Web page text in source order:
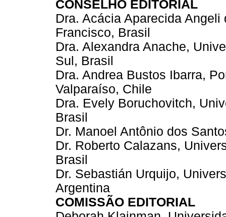
CONSELHO EDITORIAL
Dra. Acácia Aparecida
Francisco, Brasil
Dra. Alexandra Anache,
Sul, Brasil
Dra. Andrea Bustos Ibarra,
Valparaíso, Chile
Dra. Evely Boruchovitch,
Brasil
Dr. Manoel Antônio dos
Dr. Roberto Calazans,
Brasil
Dr. Sebastián Urquijo,
Argentina
COMISSÃO EDITORIAL